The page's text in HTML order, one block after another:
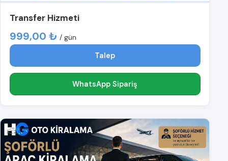
Transfer Hizmeti
999,00 ₺ / gün
Talep
WhatsApp Sipariş